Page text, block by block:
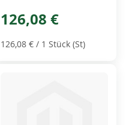
126,08 €
126,08 € / 1 Stück (St)